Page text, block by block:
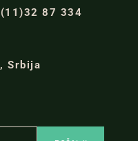
87 334
Srbija